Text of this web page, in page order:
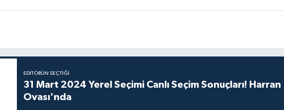
EDITÖRÜN SEÇTIĞI
31 Mart 2024 Yerel Seçimi Canlı Seçim Sonuçları! Harran
Ovası'nda